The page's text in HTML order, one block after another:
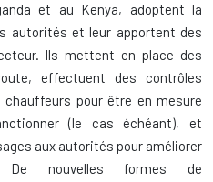
et au Kenya, adoptent la
autorités et leur apportent des
Ils mettent en place des
effectuent des contrôles
pour être en mesure
(le cas échéant), et
aux autorités pour améliorer
De nouvelles formes de